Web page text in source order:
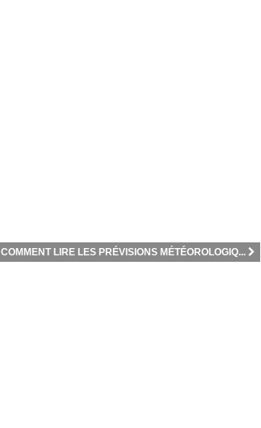
COMMENT LIRE LES PRÉVISIONS MÉTÉOROLOGIQ...